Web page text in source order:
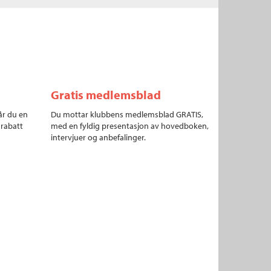
du en
Gratis medlemsblad
Du mottar klubbens medlemsblad GRATIS,
med en fyldig presentasjon av hovedboken,
intervjuer og anbefalinger.